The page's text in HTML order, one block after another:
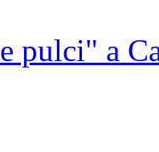
pulci" a